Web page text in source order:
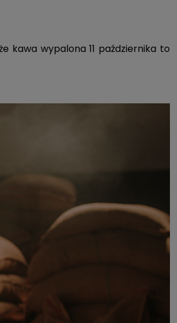
kawa wypalona 11 października to